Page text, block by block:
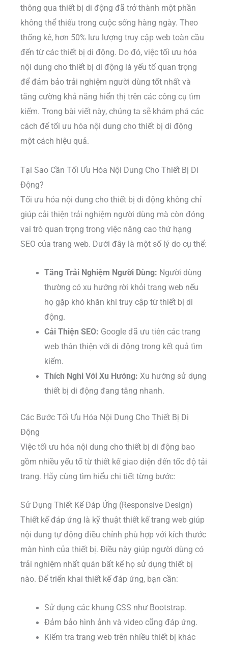
thông qua thiết bị di động đã trở thành một phần
không thể thiếu trong cuộc sống hàng ngày. Theo
thống kê, hơn 50% lưu lượng truy cập web toàn cầu
đến từ các thiết bị di động. Do đó, việc tối ưu hóa
nội dung cho thiết bị di động là yếu tố quan trọng
để đảm bảo trải nghiệm người dùng tốt nhất và
tăng cường khả năng hiển thị trên các công cụ tìm
kiếm. Trong bài viết này, chúng ta sẽ khám phá các
cách để tối ưu hóa nội dung cho thiết bị di động
một cách hiệu quả.
Tại Sao Cần Tối Ưu Hóa Nội Dung Cho Thiết Bị Di
Động?
Tối ưu hóa nội dung cho thiết bị di động không chỉ
giúp cải thiện trải nghiệm người dùng mà còn đóng
vai trò quan trọng trong việc nâng cao thứ hạng
SEO của trang web. Dưới đây là một số lý do cụ thể:
Tăng Trải Nghiệm Người Dùng: Người dùng
thường có xu hướng rời khỏi trang web nếu
họ gặp khó khăn khi truy cập từ thiết bị di
động.
Cải Thiện SEO: Google đã ưu tiên các trang
web thân thiện với di động trong kết quả tìm
kiếm.
Thích Nghi Với Xu Hướng: Xu hướng sử dụng
thiết bị di động đang tăng nhanh.
Các Bước Tối Ưu Hóa Nội Dung Cho Thiết Bị Di
Động
Việc tối ưu hóa nội dung cho thiết bị di động bao
gồm nhiều yếu tố từ thiết kế giao diện đến tốc độ tải
trang. Hãy cùng tìm hiểu chi tiết từng bước:
Sử Dụng Thiết Kế Đáp Ứng (Responsive Design)
Thiết kế đáp ứng là kỹ thuật thiết kế trang web giúp
nội dung tự động điều chỉnh phù hợp với kích thước
màn hình của thiết bị. Điều này giúp người dùng có
trải nghiệm nhất quán bất kể họ sử dụng thiết bị
nào. Để triển khai thiết kế đáp ứng, bạn cần:
Sử dụng các khung CSS như Bootstrap.
Đảm bảo hình ảnh và video cũng đáp ứng.
Kiểm tra trang web trên nhiều thiết bị khác